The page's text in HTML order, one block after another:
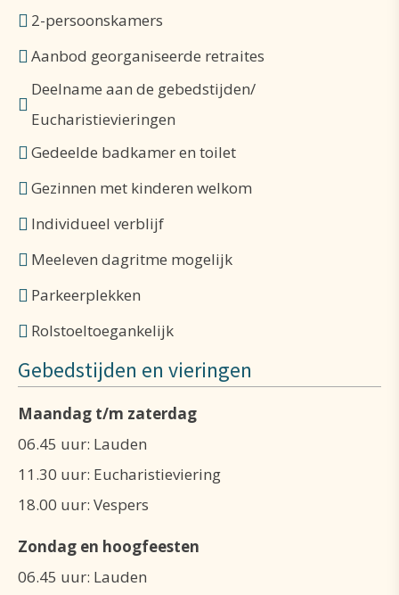
Er zijn 3 conferentiezalen voor ontvangst van
groepen. Beamer en scherm, alsook
In de recreatiezaal kan men gezellig samenzijn en
genieten van het Postelse abdijbier.
Bij het gastenkwartier is er een kapel die gebruikt
vieringen in groepsverband.
Zowel enkelingen als groepen die komen voor een
tijd van bezinning en gebed zijn van harte welkom.
In beide gevallen kan men een eigen programma
volgen met eigen begeleiding, of men kan een
beroep doen op een lid van de abdijgemeenschap
voor een conferentie of gesprek (via de
gastenpater), of men kan aansluiten bij de
initiatieven die georganiseerd worden door de
abdijgemeenschap.
2-persoonskamers
Aanbod georganiseerde retraites
Deelname aan de gebedstijden/
Eucharistievieringen
Gedeelde badkamer en toilet
Gezinnen met kinderen welkom
Individueel verblijf
Meeleven dagritme mogelijk
Parkeerplekken
Rolstoeltoegankelijk
Gebedstijden en vieringen
Maandag t/m zaterdag
06.45 uur: Lauden
11.30 uur: Eucharistieviering
18.00 uur: Vespers
Zondag en hoogfeesten
06.45 uur: Lauden